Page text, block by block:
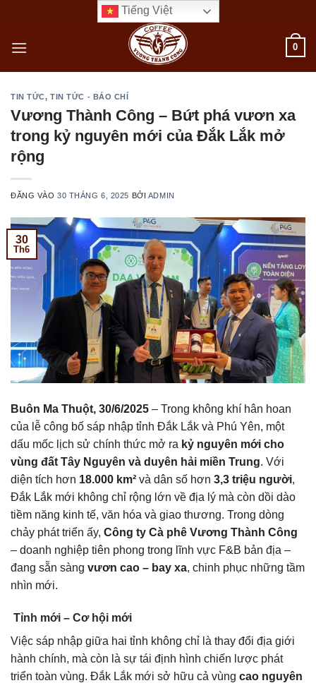
nội
Tiếng Việt
0
TIN TỨC,TIN TỨC - BÁO CHÍ
Vương Thành Công – Bứt phá vươn xa
trong kỷ nguyên mới của Đắk Lắk mở
rộng
ĐĂNG VÀO30 THÁNG 6, 2025 BỞI ADMIN
30
Th6
Buôn Ma Thuột, 30/6/2025 – Trong không khí hân hoan
của lễ công bố sáp nhập tỉnh Đắk Lắk và Phú Yên, một
dấu mốc lịch sử chính thức mở ra kỷ nguyên mới cho
vùng đất Tây Nguyên và duyên hải miền Trung. Với
diện tích hơn 18.000 km² và dân số hơn 3,3 triệu người,
Đắk Lắk mới không chỉ rộng lớn về địa lý mà còn dồi dào
tiềm năng kinh tế, văn hóa và giao thương. Trong dòng
chảy phát triển ấy, Công ty Cà phê Vương Thành Công
– doanh nghiệp tiên phong trong lĩnh vực F&B bản địa –
đang sẵn sàng vươn cao – bay xa, chinh phục những tầm
nhìn mới.
Tỉnh mới – Cơ hội mới
Việc sáp nhập giữa hai tỉnh không chỉ là thay đổi địa giới
hành chính, mà còn là sự tái định hình chiến lược phát
triển toàn vùng. Đắk Lắk mới sở hữu cả vùng cao nguyên